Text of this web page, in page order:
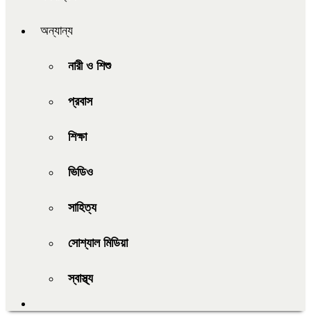
অন্যান্য
নারী ও শিশু
প্রবাস
শিক্ষা
ভিডিও
সাহিত্য
সোশ্যাল মিডিয়া
স্বাস্থ্য